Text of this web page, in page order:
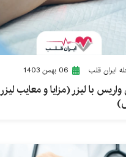
ایران قلب 06 بهمن 1403
با لیزر (مزایا و معایب لیزر